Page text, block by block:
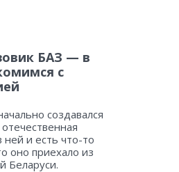
БАЗ — в
с
создавался
и есть что-то
оно приехало из
Беларуси.